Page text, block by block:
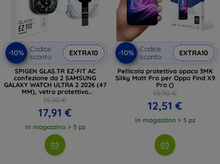
-10%
Codice
sconto
EXTRA10
SPIGEN GLAS.TR EZ-FIT AC
confezione da 2 SAMSUNG
GALAXY WATCH ULTRA 2 2026 (47
MM), vetro protettivo
trasparente
19,90 €
17,91 €
In magazzino > 5 pz
-10%
Codice
sconto
EXTRA10
Pellicola protettiva opaca 3MK
Silky Matt Pro per Oppo Find X9
Pro ()
13,90 €
12,51 €
In magazzino > 5 pz